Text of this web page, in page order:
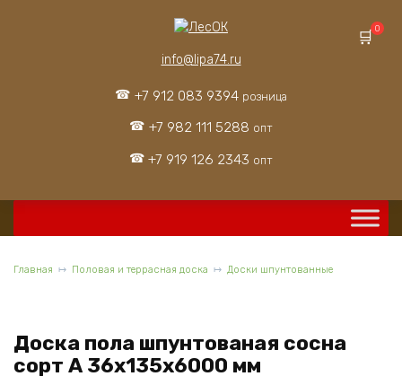
info@lipa74.ru
+7 912 083 9394 розница
+7 982 111 5288 опт
+7 919 126 2343 опт
0
Главная Половая и террасная доска Доски шпунтованные
Доска пола шпунтованая сосна
сорт А 36x135x6000 мм